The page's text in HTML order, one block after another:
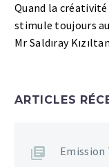
Quand la créativité
stimule toujours
Mr Saldıray
SAMET en…
ARTICLES
Emission